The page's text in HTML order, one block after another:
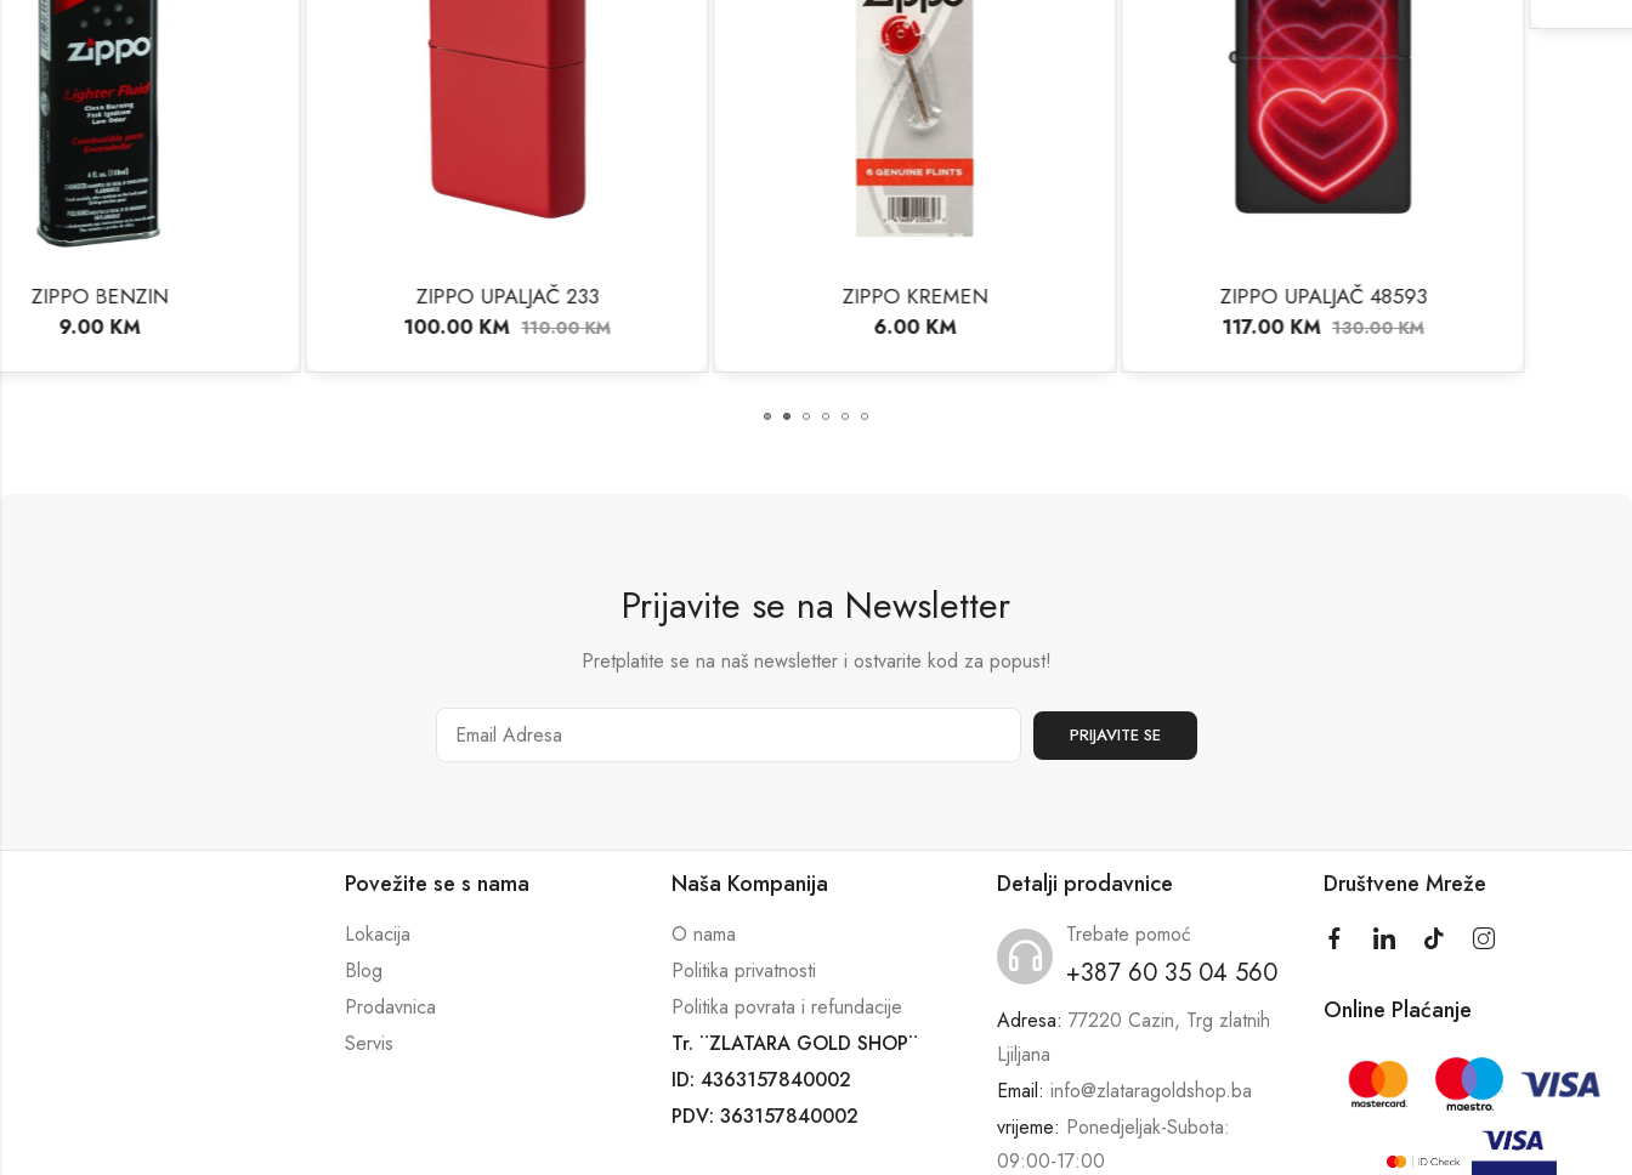
ZIPPO UPALJAČ 233
100.00
ZIPPO KREMEN
6.00
ZIPPO UPALJAČ 48593
117.00
Prijavite se na Newsletter
Pretplatite se na naš newsletter i ostvarite kod za popust!
Povežite se s nama
Lokacija
Blog
Prodavnica
Servis
Naša Kompanija
O nama
Politika privatnosti
Politika povrata i refundacije
Tr. ¨ZLATARA GOLD SHOP¨
ID: 4363157840002
PDV: 363157840002
Detalji prodavnice
Trebate pomoć
+387 60 35 04 560
Adresa: 77220 Cazin, Trg zlatnih
Ljiljana
Email: info@zlataragoldshop.ba
vrijeme: Ponedjeljak-Subota:
09:00-17:00
Društvene Mreže
Online Plaćanje